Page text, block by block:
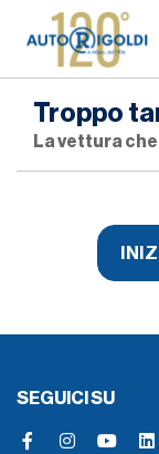
Troppo
La vettura
SEGUICI SU